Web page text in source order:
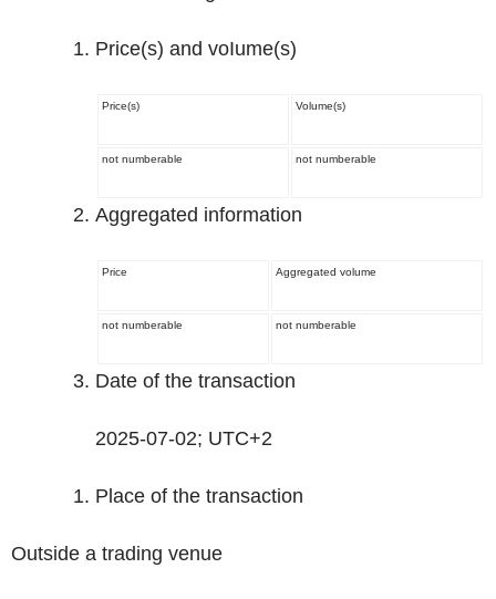
Price(s) and voIume(s)
Price(s) Volume(s)
not numberable not numberable
Aggregated information
Price Aggregated volume
not numberable not numberable
Date of the transaction
2025-07-02; UTC+2
Place of the transaction
Outside a trading venue